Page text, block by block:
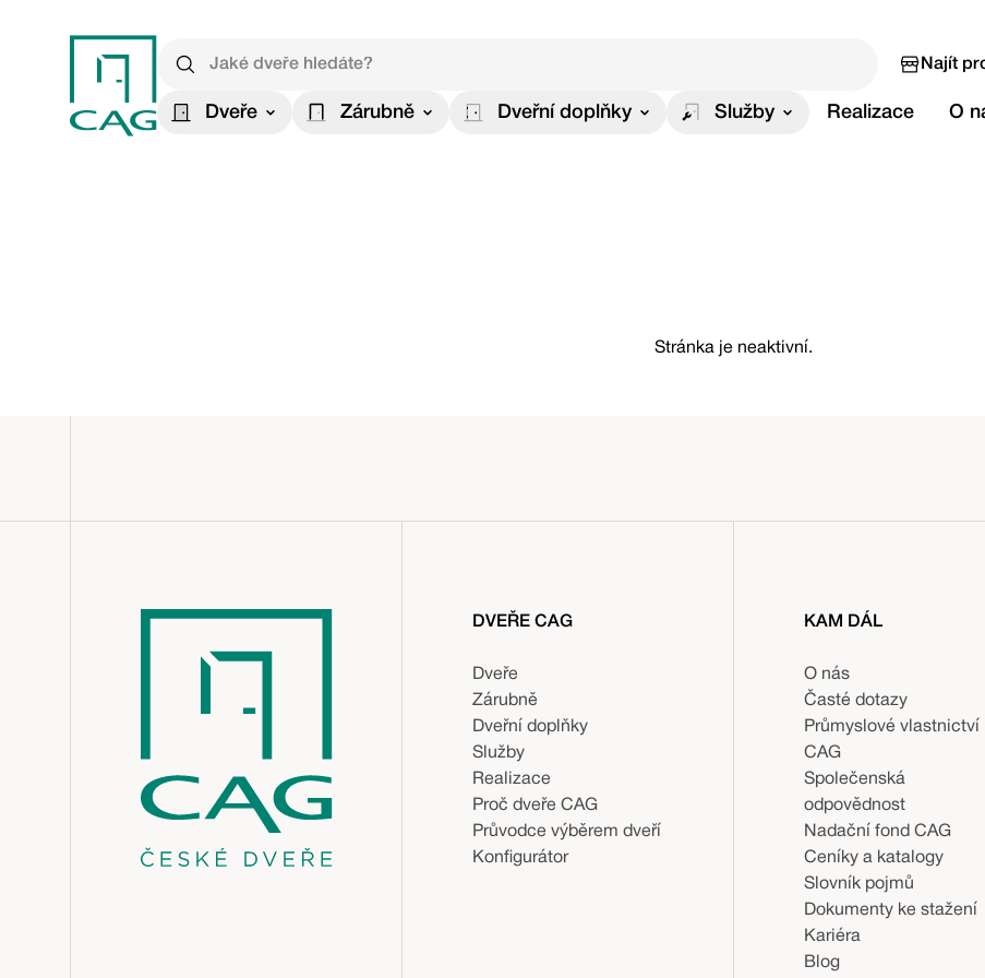
Najít
Dveře Zárubně Dveřní doplňky Služby Realizace O
Stránka je neaktivní.
DVEŘE CAG
Dveře
Zárubně
Dveřní doplňky
Služby
Realizace
Proč dveře CAG
Průvodce výběrem dveří
Konfigurátor
KAM DÁL
O nás
Časté dotazy
Průmyslové vlastnictví
CAG
Společenská
odpovědnost
Nadační fond CAG
Ceníky a katalogy
Slovník pojmů
Dokumenty ke stažení
Kariéra
Blog